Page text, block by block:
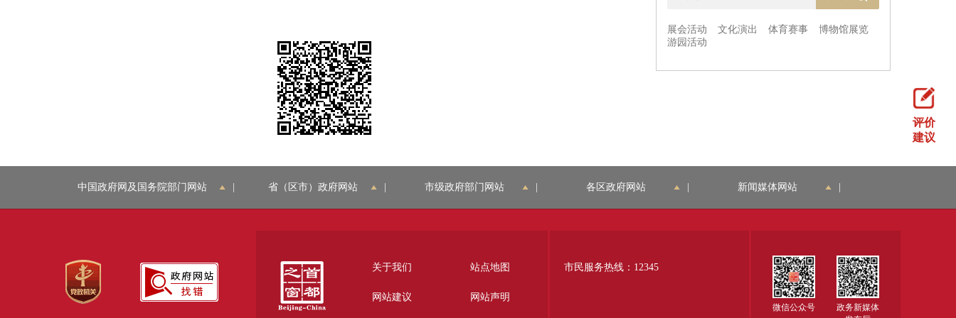
评价
建议
中国政府网及国务院部门网站 省（区市）政府网站 市级政府部门网站 各区政府网站 新闻媒体网站
关于我们 站点地图
网站建议 网站声明
市民服务热线：12345
微信公众号
政务新媒体